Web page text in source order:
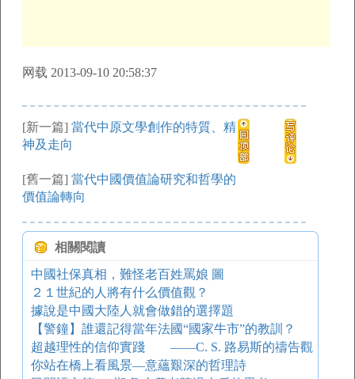
网载 2013-09-10 20:58:37
[新一篇] 當代中原文學創作的特質、精
神及走向
[舊一篇] 當代中國價值論研究和哲學的
價值論轉向
相關閱讀
中國社保真相，難怪老百姓罵娘 圖
２１世紀的人將有什么價值觀？
據說是中國大陸人就會做錯的選擇題
【警鐘】誰還記得當年法國“國家牛市”的教訓？
超越理性的信仰實踐 ——C. S. 路易斯的禱告觀
你站在橋上看風景—意蘊艱深的哲理詩